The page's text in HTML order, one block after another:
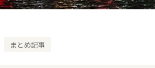
まとめ記事